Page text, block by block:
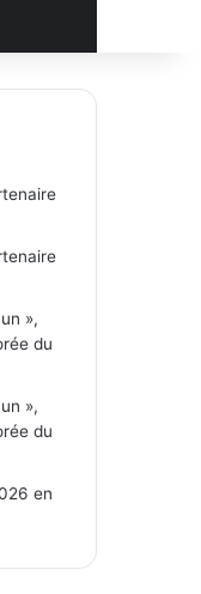
»,
du
»,
du
en